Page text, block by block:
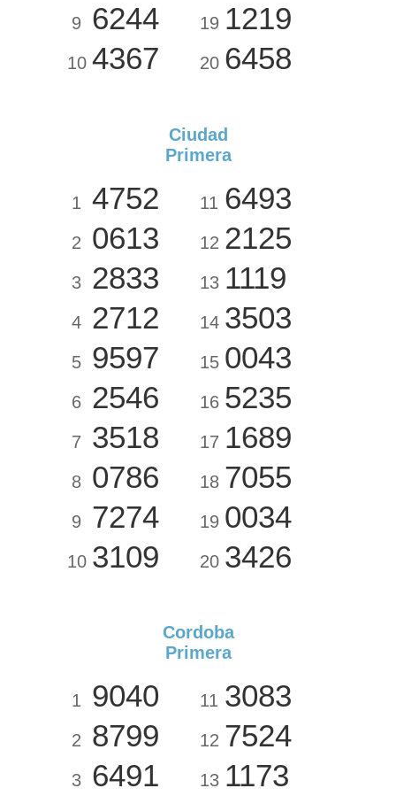
9 6244
10 4367
19 1219
20 6458
Ciudad
Primera
1 4752
2 0613
3 2833
4 2712
5 9597
6 2546
7 3518
8 0786
9 7274
10 3109
11 6493
12 2125
13 1119
14 3503
15 0043
16 5235
17 1689
18 7055
19 0034
20 3426
Cordoba
Primera
1 9040
2 8799
3 6491
11 3083
12 7524
13 1173